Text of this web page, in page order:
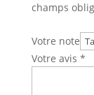
champs
Votre note
Votre avis *